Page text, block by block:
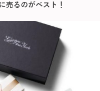
売るのがベスト！